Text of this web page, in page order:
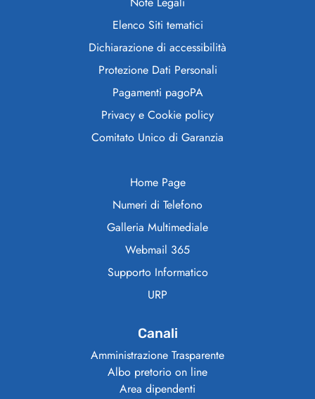
Elenco Siti tematici
Dichiarazione di accessibilità
Protezione Dati Personali
Pagamenti pagoPA
Privacy e Cookie policy
Comitato Unico di Garanzia
Home Page
Numeri di Telefono
Galleria Multimediale
Webmail 365
Supporto Informatico
URP
Canali
Amministrazione Trasparente
Albo pretorio on line
Area dipendenti